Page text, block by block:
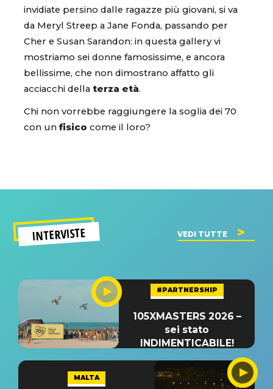
invidiate persino dalle ragazze più giovani, si va
da Meryl Streep a Jane Fonda, passando per
Cher e Susan Sarandon: in questa gallery vi
mostriamo sei donne famosissime, e ancora
bellissime, che non dimostrano affatto gli
acciacchi della terza età.
Chi non vorrebbe raggiungere la soglia dei 70
con un fisico come il loro?
INTERVISTE VEDI TUTTE
#PARTNERSHIP
105XMASTERS 2026 –
sei stato
INDIMENTICABILE!
MALTA